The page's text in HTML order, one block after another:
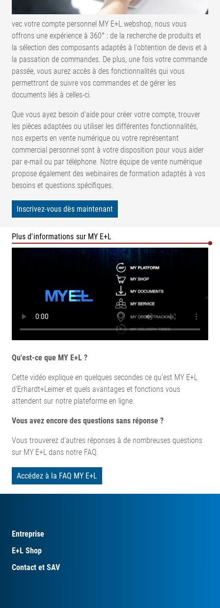
vec votre compte personnel MY E+L webshop, nous vous
offrons une expérience à 360° : de la recherche de produits et
la sélection des composants adaptés à l'obtention de devis et à
la passation de commandes. De plus, une fois votre commande
passée, vous aurez accès à des fonctionnalités qui vous
permettront de suivre vos commandes et de gérer les
documents liés à celles-ci.
Que vous ayez besoin d'aide pour créer votre compte, trouver
les pièces adaptées ou utiliser les différentes fonctionnalités,
nos experts en vente numérique ou votre représentant
commercial personnel sont à votre disposition pour vous aider
par e-mail ou par téléphone. Notre équipe de vente numérique
propose également des webinaires de formation adaptés à vos
besoins et questions spécifiques.
Inscrivez-vous dès maintenant
Plus d'informations sur MY E+L
Qu'est-ce que MY E+L ?
Cette vidéo explique en quelques secondes ce qu'est MY E+L
d'Erhardt+Leimer et quels avantages et fonctions vous
attendent sur notre plateforme en ligne.
Vous avez encore des questions sans réponse ?
Vous trouverez d'autres réponses à de nombreuses questions
sur MY E+L dans notre FAQ.
Accédez à la FAQ MY E+L
Entreprise
E+L Shop
Contact et SAV